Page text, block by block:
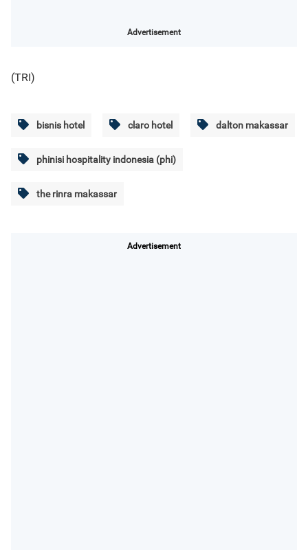
Advertisement
(TRI)
bisnis hotel claro hotel dalton makassar
phinisi hospitality indonesia (phi)
the rinra makassar
Advertisement